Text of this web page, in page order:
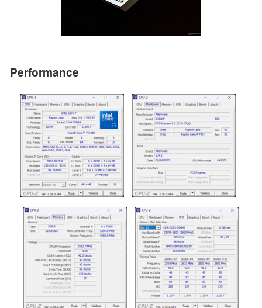
Performance